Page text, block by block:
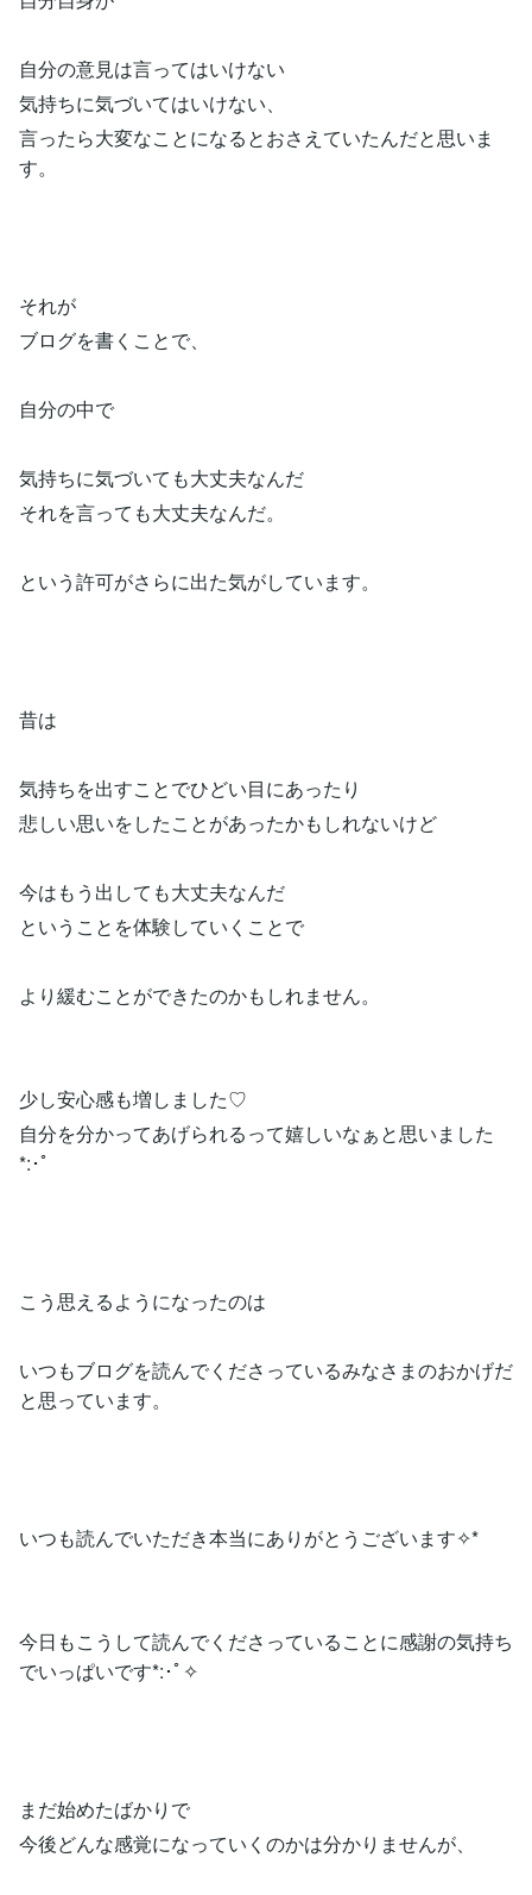
自分の意見は言ってはいけない
気持ちに気づいてはいけない、
言ったら大変なことになるとおさえていたんだと思いま
す。
それが
ブログを書くことで、
自分の中で
気持ちに気づいても大丈夫なんだ
それを言っても大丈夫なんだ。
という許可がさらに出た気がしています。
昔は
気持ちを出すことでひどい目にあったり
悲しい思いをしたことがあったかもしれないけど
今はもう出しても大丈夫なんだ
ということを体験していくことで
より緩むことができたのかもしれません。
少し安心感も増しました♡
自分を分かってあげられるって嬉しいなぁと思いました
*:･ﾟ
こう思えるようになったのは
いつもブログを読んでくださっているみなさまのおかげだ
と思っています。
いつも読んでいただき本当にありがとうございます✧*
今日もこうして読んでくださっていることに感謝の気持ち
でいっぱいです*:･ﾟ✧
まだ始めたばかりで
今後どんな感覚になっていくのかは分かりませんが、